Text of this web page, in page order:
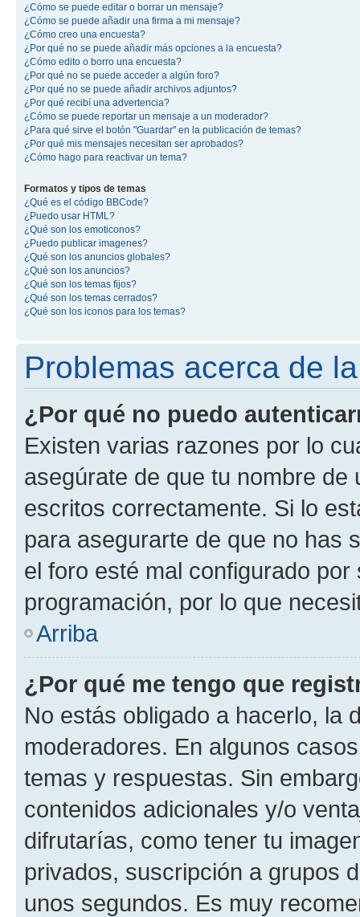
¿Cómo se puede editar o borrar un mensaje?
¿Cómo se puede añadir una firma a mi mensaje?
¿Cómo creo una encuesta?
¿Por qué no se puede añadir más opciones a la encuesta?
¿Cómo edito o borro una encuesta?
¿Por qué no se puede acceder a algún foro?
¿Por qué no se puede añadir archivos adjuntos?
¿Por qué recibí una advertencia?
¿Cómo se puede reportar un mensaje a un moderador?
¿Para qué sirve el botón "Guardar" en la publicación de temas?
¿Por qué mis mensajes necesitan ser aprobados?
¿Cómo hago para reactivar un tema?
Formatos y tipos de temas
¿Qué es el código BBCode?
¿Puedo usar HTML?
¿Qué son los emoticonos?
¿Puedo publicar imagenes?
¿Qué son los anuncios globales?
¿Qué son los anuncios?
¿Qué son los temas fijos?
¿Qué son los temas cerrados?
¿Qué son los iconos para los temas?
Problemas acerca de
¿Por qué no puedo
Existen varias razones por lo
asegúrate de que tu nombre
escritos correctamente. Si lo
para asegurarte de que no has
el foro esté mal configurado
programación, por lo que
Arriba
¿Por qué me tengo que
No estás obligado a hacerlo, la
moderadores. En algunos
temas y respuestas. Sin
contenidos adicionales y/o
difrutarías, como tener tu
privados, suscripción a grupos
unos segundos. Es muy